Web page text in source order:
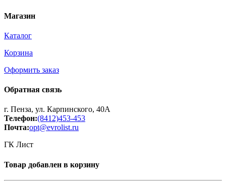
Магазин
Каталог
Корзина
Оформить заказ
Обратная связь
г. Пенза, ул. Карпинского, 40А
Телефон:(8412)453-453
Почта:opt@evrolist.ru
ГК Лист
Товар добавлен в корзину